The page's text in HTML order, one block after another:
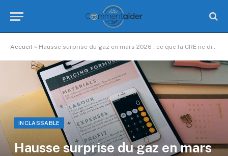
Accueil » Hausse surprise du gaz en mars 2026 : ce que la CRE ne dit pas sur la facture des ménages
INCLASSABLE
Hausse surprise du gaz en mars